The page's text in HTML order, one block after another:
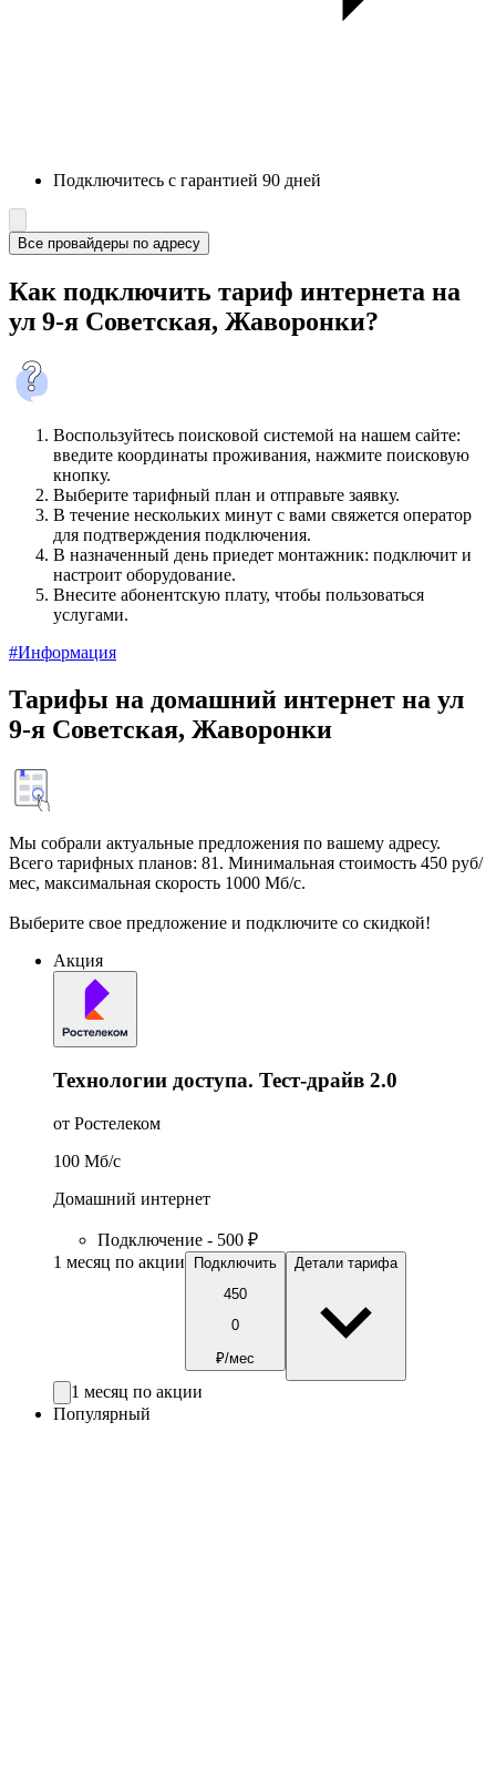
Подключитесь с гарантией 90 дней
Все провайдеры по адресу
Как подключить тариф интернета на
ул 9-я Советская, Жаворонки?
Воспользуйтесь поисковой системой на нашем сайте:
введите координаты проживания, нажмите поисковую
кнопку.
Выберите тарифный план и отправьте заявку.
В течение нескольких минут с вами свяжется оператор
для подтверждения подключения.
В назначенный день приедет монтажник: подключит и
настроит оборудование.
Внесите абонентскую плату, чтобы пользоваться
услугами.
#Информация
Тарифы на домашний интернет на ул
9-я Советская, Жаворонки
Мы собрали актуальные предложения по вашему адресу.
Всего тарифных планов: 81. Минимальная стоимость 450 руб/
мес, максимальная скорость 1000 Мб/с.
Выберите свое предложение и подключите со скидкой!
Акция
Технологии доступа. Тест-драйв 2.0
от Ростелеком
100 Мб/c
Домашний интернет
Подключение - 500 ₽
1 месяц по акции
Подключить
450
0
₽/мес
Детали тарифа
1 месяц по акции
Популярный